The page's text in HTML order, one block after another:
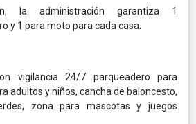
la administración garantiza 1
y 1 para moto para cada casa.
vigilancia 24/7 parqueadero para
adultos y niños, cancha de baloncesto,
zona para mascotas y juegos